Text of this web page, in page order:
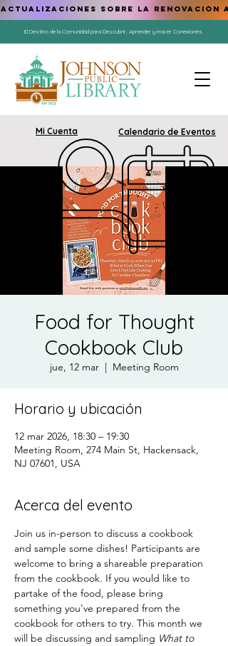
El Destino de la Comunidad para Descubrir, Aprender y Hacer Conexiones.
Mi Cuenta Calendario de Eventos
ACTUALIZACIONES SOBRE LA RENOVACIÓN
Food for Thought
Cookbook Club
jue, 12 mar
  |
Meeting Room
Horario y ubicación
12 mar 2026, 18:30 – 19:30
Meeting Room, 274 Main St, Hackensack,
NJ 07601, USA
Acerca del evento
Join us in-person to discuss a cookbook
and sample some dishes! Participants are
welcome to bring a shareable preparation
from the cookbook. If you would like to
partake of the food, please bring
something you've prepared from the
cookbook for others to try. This month we
will be discussing and sampling What to